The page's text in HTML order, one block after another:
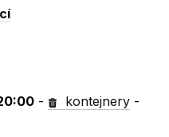
- kontejnery -